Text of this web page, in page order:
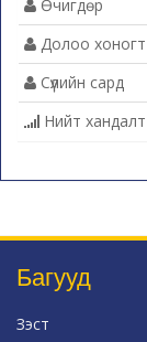
Өчигдөр
Долоо хоногт
Сүүлийн сард
Нийт хандалт
Багууд
Зэст